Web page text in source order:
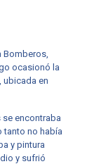
Bomberos,
ocasionó la
ubicada en
encontraba
tanto no había
y pintura
y sufrió